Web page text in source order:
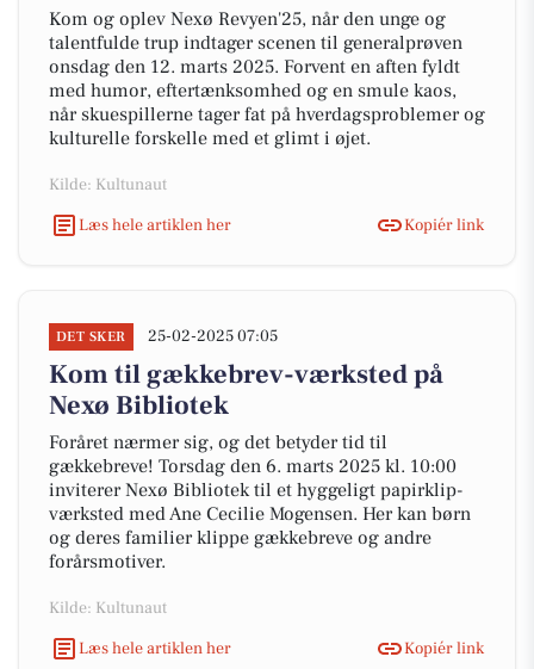
Kom og oplev Nexø Revyen'25, når den unge og
talentfulde trup indtager scenen til generalprøven
onsdag den 12. marts 2025. Forvent en aften fyldt
med humor, eftertænksomhed og en smule kaos,
når skuespillerne tager fat på hverdagsproblemer og
kulturelle forskelle med et glimt i øjet.
Kilde: Kultunaut
Læs hele artiklen her
Kopiér link
DET SKER 25-02-2025 07:05
Kom til gækkebrev-værksted på
Nexø Bibliotek
Foråret nærmer sig, og det betyder tid til
gækkebreve! Torsdag den 6. marts 2025 kl. 10:00
inviterer Nexø Bibliotek til et hyggeligt papirklip-
værksted med Ane Cecilie Mogensen. Her kan børn
og deres familier klippe gækkebreve og andre
forårsmotiver.
Kilde: Kultunaut
Læs hele artiklen her
Kopiér link